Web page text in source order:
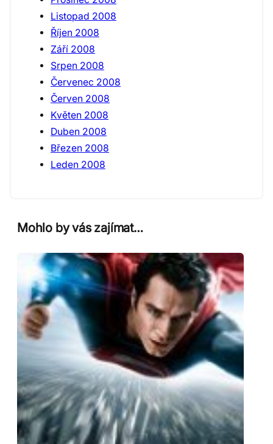
Listopad 2008
Říjen 2008
Září 2008
Srpen 2008
Červenec 2008
Červen 2008
Květen 2008
Duben 2008
Březen 2008
Leden 2008
Mohlo by vás zajímat…